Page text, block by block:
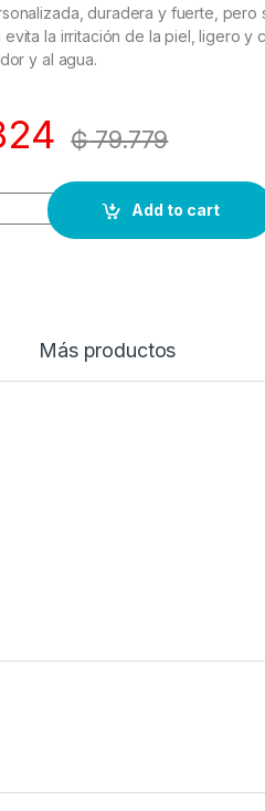
duradera y fuerte, pero
evita la irritación de la piel, ligero y
y al agua.
₲79.779
Add to cart
Más productos